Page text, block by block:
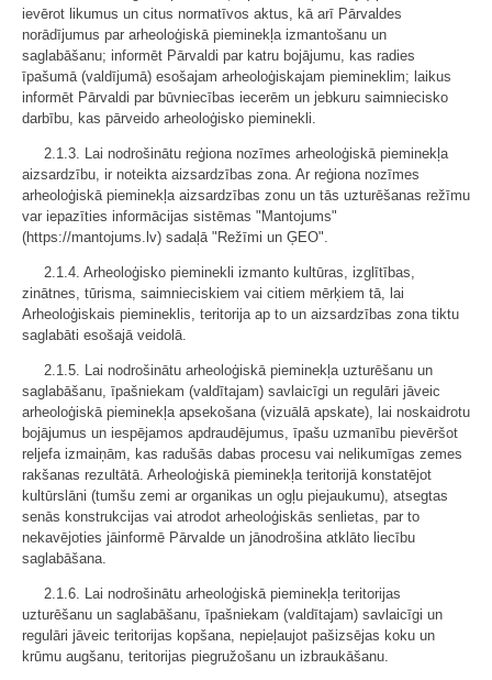
ievērot likumus un citus normatīvos aktus, kā arī Pārvaldes
norādījumus par arheoloģiskā pieminekļa izmantošanu un
saglabāšanu; informēt Pārvaldi par katru bojājumu, kas radies
īpašumā (valdījumā) esošajam arheoloģiskajam piemineklim; laikus
informēt Pārvaldi par būvniecības iecerēm un jebkuru saimniecisko
darbību, kas pārveido arheoloģisko pieminekli.
2.1.3. Lai nodrošinātu reģiona nozīmes arheoloģiskā pieminekļa
aizsardzību, ir noteikta aizsardzības zona. Ar reģiona nozīmes
arheoloģiskā pieminekļa aizsardzības zonu un tās uzturēšanas režīmu
var iepazīties informācijas sistēmas "Mantojums"
(https://mantojums.lv) sadaļā "Režīmi un ĢEO".
2.1.4. Arheoloģisko pieminekli izmanto kultūras, izglītības,
zinātnes, tūrisma, saimnieciskiem vai citiem mērķiem tā, lai
Arheoloģiskais piemineklis, teritorija ap to un aizsardzības zona tiktu
saglabāti esošajā veidolā.
2.1.5. Lai nodrošinātu arheoloģiskā pieminekļa uzturēšanu un
saglabāšanu, īpašniekam (valdītajam) savlaicīgi un regulāri jāveic
arheoloģiskā pieminekļa apsekošana (vizuālā apskate), lai noskaidrotu
bojājumus un iespējamos apdraudējumus, īpašu uzmanību pievēršot
reljefa izmaiņām, kas radušās dabas procesu vai nelikumīgas zemes
rakšanas rezultātā. Arheoloģiskā pieminekļa teritorijā konstatējot
kultūrslāni (tumšu zemi ar organikas un ogļu piejaukumu), atsegtas
senās konstrukcijas vai atrodot arheoloģiskās senlietas, par to
nekavējoties jāinformē Pārvalde un jānodrošina atklāto liecību
saglabāšana.
2.1.6. Lai nodrošinātu arheoloģiskā pieminekļa teritorijas
uzturēšanu un saglabāšanu, īpašniekam (valdītajam) savlaicīgi un
regulāri jāveic teritorijas kopšana, nepieļaujot pašizsējas koku un
krūmu augšanu, teritorijas piegružošanu un izbraukāšanu.